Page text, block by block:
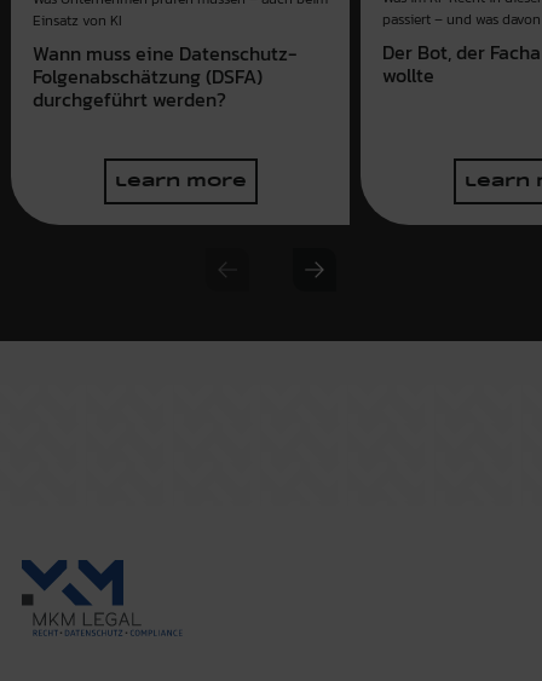
Einsatz von KI
Wann muss eine Datenschutz-
Folgenabschätzung (DSFA)
durchgeführt werden?
learn more
passiert – und was
Der Bot, der
wollte
learn
Previous slide
Next slide